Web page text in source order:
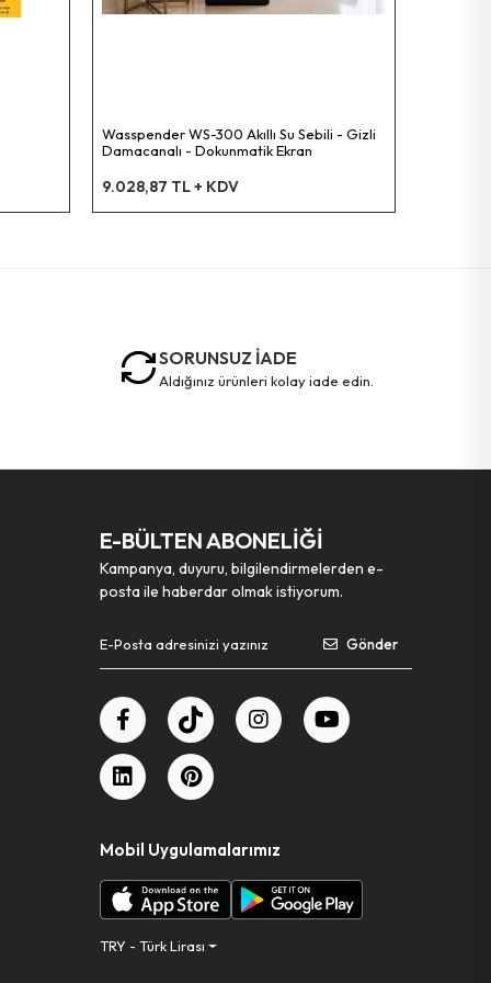
Wasspender WS-300 Akıllı Su Sebili - Gizli
Damacanalı - Dokunmatik Ekran
9.028,87 TL + KDV
SORUNSUZ İADE
aldığınız ürünleri kolay iade edin.
E-BÜLTEN ABONELİĞİ
Kampanya, duyuru, bilgilendirmelerden e-
posta ile haberdar olmak istiyorum.
Gönder
Mobil Uygulamalarımız
TRY - Türk Lirası